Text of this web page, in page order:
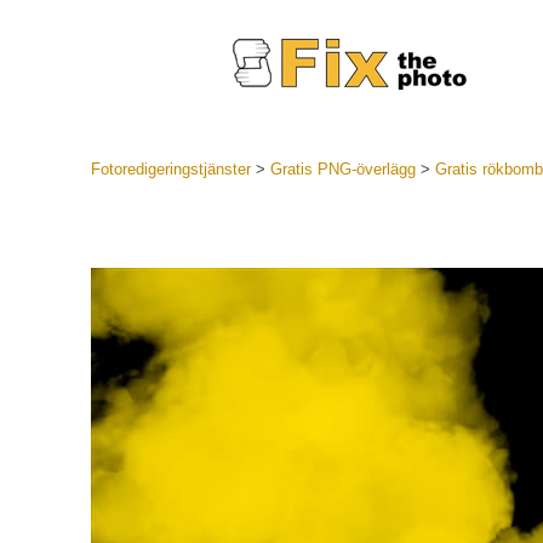
Mobila
Fotoredigeringstjänster> Gratis PNG-överlägg> Gratis